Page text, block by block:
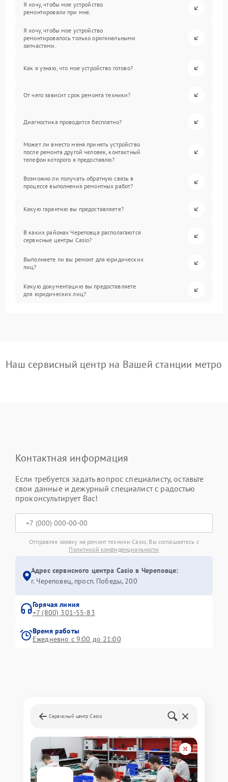
Я хочу, чтобы мое устройство
ремонтировали при мне.
Я хочу, чтобы мое устройство
ремонтировалось только оригинальными
запчастями.
Как я узнаю, что мое устройство готово?
От чего зависит срок ремонта техники?
Диагностика проводится бесплатно?
Может ли вместо меня принять устройство
после ремонта другой человек, контактный
телефон которого я предоставлю?
Возможно ли получать обратную связь в
процессе выполнения ремонтных работ?
Какую гарантию вы предоставляете?
В каких районах Череповца располагаются
сервисные центры Casio?
Выполняете ли вы ремонт для юридических
лиц?
Какую документацию вы предоставляете
для юридических лиц?
Наш сервисный центр на Вашей станции метро
Контактная информация
Если требуется задать вопрос специалисту, оставьте
свои данные и дежурный специалист с радостью
проконсультирует Вас!
Отправляя заявку на ремонт техники Casio, Вы соглашаетесь с
Политикой конфиденциальности
Адрес сервисного центра Casio в Череповце:
г. Череповец, просп. Победы, 200
Горячая линия
+7 (800) 301-55-83
Время работы
Ежедневно с 9:00 до 21:00
Сервисный центр Casio